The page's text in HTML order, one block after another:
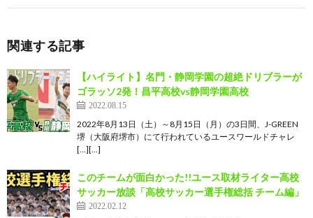
関連する記事
【ハイライト】名門・静岡学園の超絶ドリブラーが
ゴラッソ2発！昌平高校vs静岡学園高校
2022.08.15
2022年8月13日（土）～8月15日（月）の3日間、J-GREEN
堺（大阪府堺市）にて行われているユースワールドチャレ
[…][…]
このチームが面白かった!!ユース取材ライター高校
サッカー放談「高校サッカー選手権総括 チーム編」
2022.02.12